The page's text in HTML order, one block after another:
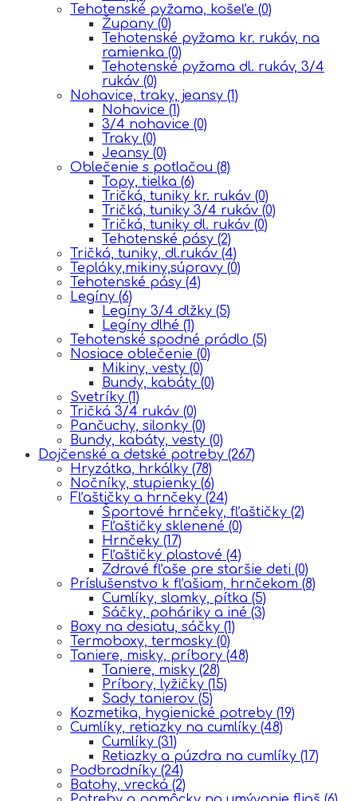
Tehotenské pyžama, košeľe (0)
Župany (0)
Tehotenské pyžama kr. rukáv, na
ramienka (0)
Tehotenské pyžama dl. rukáv, 3/4
rukáv (0)
Nohavice, traky, jeansy (1)
Nohavice (1)
3/4 nohavice (0)
Traky (0)
Jeansy (0)
Oblečenie s potlačou (8)
Topy, tielka (6)
Tričká, tuniky kr. rukáv (0)
Tričká, tuniky 3/4 rukáv (0)
Tričká, tuniky dl. rukáv (0)
Tehotenské pásy (2)
Tričká, tuniky, dl.rukáv (4)
Tepláky,mikiny,súpravy (0)
Tehotenské pásy (4)
Legíny (6)
Legíny 3/4 dlžky (5)
Legíny dlhé (1)
Tehotenské spodné prádlo (5)
Nosiace oblečenie (0)
Mikiny, vesty (0)
Bundy, kabáty (0)
Svetríky (1)
Tričká 3/4 rukáv (0)
Pančuchy, silonky (0)
Bundy, kabáty, vesty (0)
Dojčenské a detské potreby (267)
Hryzátka, hrkálky (78)
Nočníky, stupienky (6)
Fľaštičky a hrnčeky (24)
Športové hrnčeky, fľaštičky (2)
Fľaštičky sklenené (0)
Hrnčeky (17)
Fľaštičky plastové (4)
Zdravé fľaše pre staršie deti (0)
Príslušenstvo k fľašiam, hrnčekom (8)
Cumlíky, slamky, pítka (5)
Sáčky, poháriky a iné (3)
Boxy na desiatu, sáčky (1)
Termoboxy, termosky (0)
Taniere, misky, príbory (48)
Taniere, misky (28)
Príbory, lyžičky (15)
Sady tanierov (5)
Kozmetika, hygienické potreby (19)
Cumlíky, retiazky na cumlíky (48)
Cumlíky (31)
Retiazky a púzdra na cumlíky (17)
Podbradníky (24)
Batohy, vrecká (2)